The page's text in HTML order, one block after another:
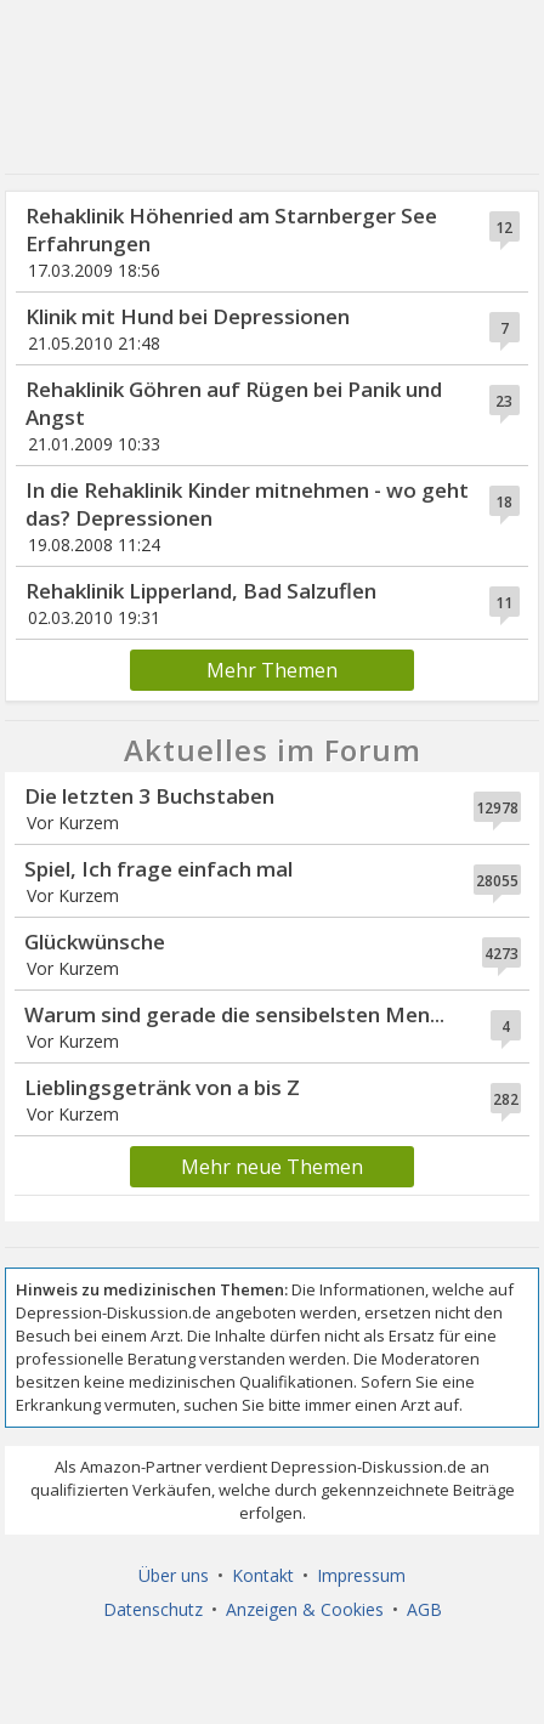
12
Rehaklinik Höhenried am Starnberger See
Erfahrungen
17.03.2009 18:56
7
Klinik mit Hund bei Depressionen
21.05.2010 21:48
23
Rehaklinik Göhren auf Rügen bei Panik und
Angst
21.01.2009 10:33
18
In die Rehaklinik Kinder mitnehmen - wo geht
das? Depressionen
19.08.2008 11:24
11
Rehaklinik Lipperland, Bad Salzuflen
02.03.2010 19:31
Mehr Themen
Aktuelles im Forum
12978
Die letzten 3 Buchstaben
Vor Kurzem
28055
Spiel, Ich frage einfach mal
Vor Kurzem
4273
Glückwünsche
Vor Kurzem
4
Warum sind gerade die sensibelsten Men...
Vor Kurzem
282
Lieblingsgetränk von a bis Z
Vor Kurzem
Mehr neue Themen
Über uns • Kontakt • Impressum
Datenschutz • Anzeigen & Cookies • AGB